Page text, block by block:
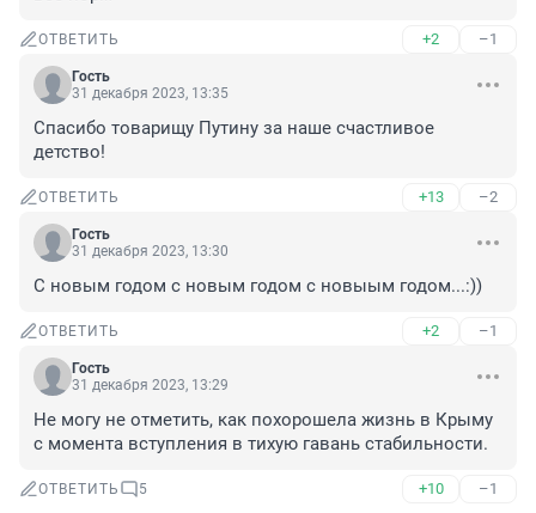
ОТВЕТИТЬ +2 –1
Гость
31 декабря 2023, 13:35
Спасибо товарищу Путину за наше счастливое
детство!
ОТВЕТИТЬ +13 –2
Гость
31 декабря 2023, 13:30
С новым годом с новым годом с новыым годом...:))
ОТВЕТИТЬ +2 –1
Гость
31 декабря 2023, 13:29
Не могу не отметить, как похорошела жизнь в Крыму
с момента вступления в тихую гавань стабильности.
ОТВЕТИТЬ 5 +10 –1